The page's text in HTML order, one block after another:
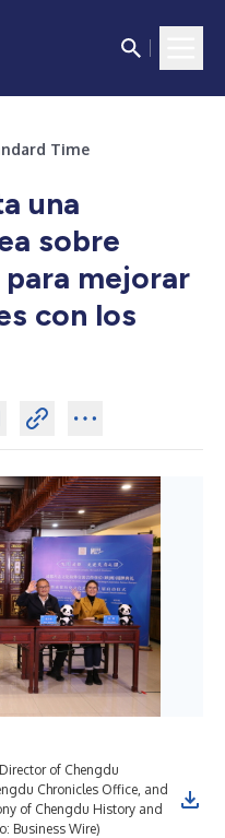
Time
una
sobre
mejorar
con los
of Chengdu
Chronicles Office, and
of Chengdu History and
Business Wire)